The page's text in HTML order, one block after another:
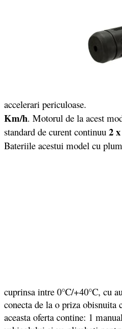
accelerari periculoase.
Km/h. Motorul de la acest
standard de curent continuu 2
Bateriile acestui model cu
cuprinsa intre 0°C/+40°C, cu
conecta de la o priza obisnuita
aceasta oferta contine: 1